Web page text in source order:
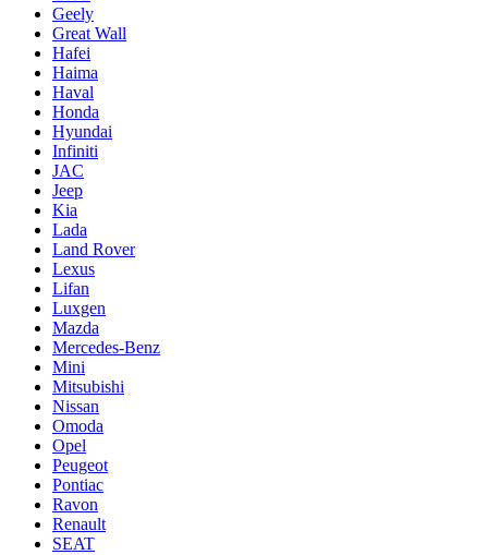
Geely
Great Wall
Hafei
Haima
Haval
Honda
Hyundai
Infiniti
JAC
Jeep
Kia
Lada
Land Rover
Lexus
Lifan
Luxgen
Mazda
Mercedes-Benz
Mini
Mitsubishi
Nissan
Omoda
Opel
Peugeot
Pontiac
Ravon
Renault
SEAT